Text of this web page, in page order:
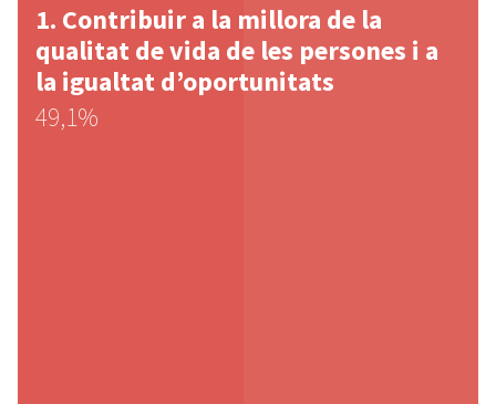
Contribuir a la millora de la
qualitat de vida de les persones i a
la igualtat d’oportunitats
49,1%